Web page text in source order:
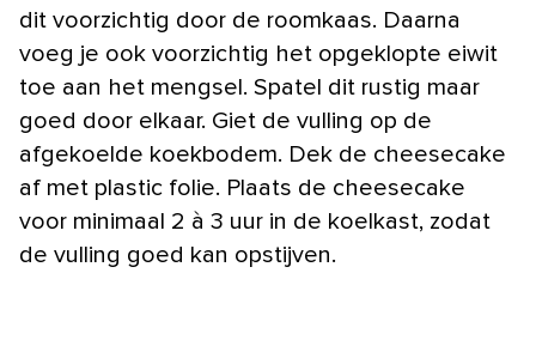
dit voorzichtig door de roomkaas. Daarna
voeg je ook voorzichtig het opgeklopte eiwit
toe aan het mengsel. Spatel dit rustig maar
goed door elkaar. Giet de vulling op de
afgekoelde koekbodem. Dek de cheesecake
af met plastic folie. Plaats de cheesecake
voor minimaal 2 à 3 uur in de koelkast, zodat
de vulling goed kan opstijven.